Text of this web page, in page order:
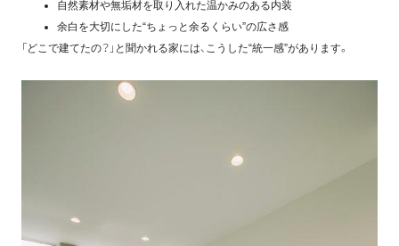
自然素材や無垢材を取り入れた温かみのある内装
余白を大切にした“ちょっと余るくらい”の広さ感
「どこで建てたの？」と聞かれる家には、こうした“統一感”があります。